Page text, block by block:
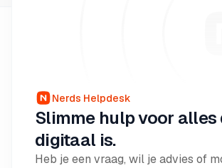
Nerds Helpdesk
Slimme hulp voor alles
digitaal is.
Heb je een vraag, wil je advies of